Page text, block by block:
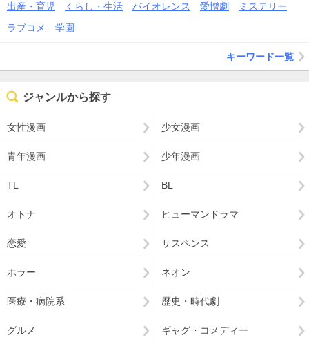
出産・育児 くらし・生活 バイオレンス 愛憎劇
ミステリー
ラブコメ
学園
キーワード一覧
ジャンルから探す
女性漫画 少女漫画
青年漫画 少年漫画
TL BL
オトナ ヒューマンドラマ
恋愛 サスペンス
ホラー ネオン
医療・病院系 歴史・時代劇
グルメ ギャグ・コメディー